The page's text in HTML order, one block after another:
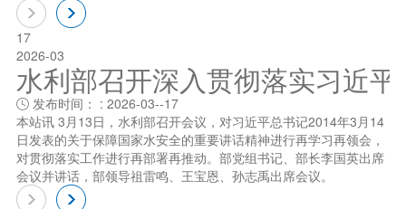
17
2026-03
水利部召开深入贯彻落实习近
发布时间： : 2026-03--17
本站讯 3月13日，水利部召开会议，对习近平总书记2014年3月14
日发表的关于保障国家水安全的重要讲话精神进行再学习再领会，
对贯彻落实工作进行再部署再推动。部党组书记、部长李国英出席
会议并讲话，部领导祖雷鸣、王宝恩、孙志禹出席会议。